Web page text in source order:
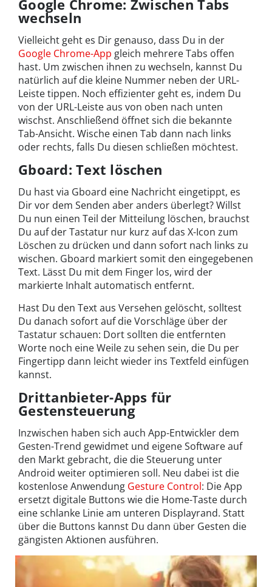
Google Chrome: Zwischen Tabs
wechseln
Vielleicht geht es Dir genauso, dass Du in der
Google Chrome-App gleich mehrere Tabs offen
hast. Um zwischen ihnen zu wechseln, kannst Du
natürlich auf die kleine Nummer neben der URL-
Leiste tippen. Noch effizienter geht es, indem Du
von der URL-Leiste aus von oben nach unten
wischst. Anschließend öffnet sich die bekannte
Tab-Ansicht. Wische einen Tab dann nach links
oder rechts, falls Du diesen schließen möchtest.
Gboard: Text löschen
Du hast via Gboard eine Nachricht eingetippt, es
Dir vor dem Senden aber anders überlegt? Willst
Du nun einen Teil der Mitteilung löschen, brauchst
Du auf der Tastatur nur kurz auf das X-Icon zum
Löschen zu drücken und dann sofort nach links zu
wischen. Gboard markiert somit den eingegebenen
Text. Lässt Du mit dem Finger los, wird der
markierte Inhalt automatisch entfernt.
Hast Du den Text aus Versehen gelöscht, solltest
Du danach sofort auf die Vorschläge über der
Tastatur schauen: Dort sollten die entfernten
Worte noch eine Weile zu sehen sein, die Du per
Fingertipp dann leicht wieder ins Textfeld einfügen
kannst.
Drittanbieter-Apps für
Gestensteuerung
Inzwischen haben sich auch App-Entwickler dem
Gesten-Trend gewidmet und eigene Software auf
den Markt gebracht, die die Steuerung unter
Android weiter optimieren soll. Neu dabei ist die
kostenlose Anwendung Gesture Control: Die App
ersetzt digitale Buttons wie die Home-Taste durch
eine schlanke Linie am unteren Displayrand. Statt
über die Buttons kannst Du dann über Gesten die
gängisten Aktionen ausführen.